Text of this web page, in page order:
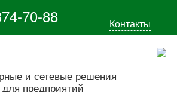
70-88 Контакты
и сетевые решения
для предприятий